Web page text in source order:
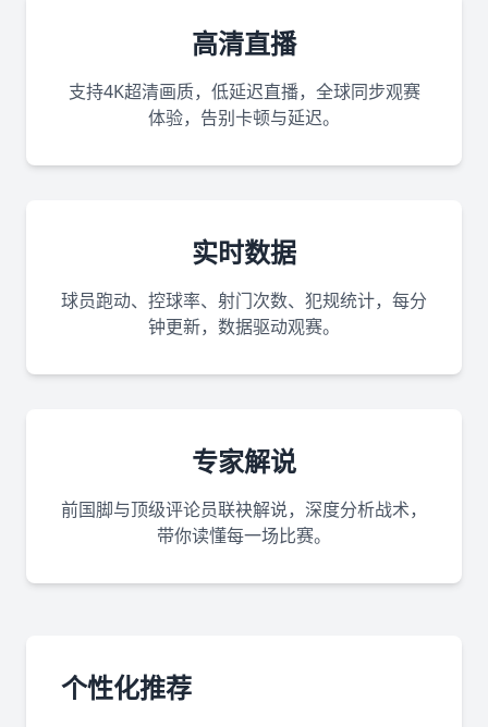
高清直播
支持4K超清画质，低延迟直播，全球同步观赛
体验，告别卡顿与延迟。
实时数据
球员跑动、控球率、射门次数、犯规统计，每分
钟更新，数据驱动观赛。
专家解说
前国脚与顶级评论员联袂解说，深度分析战术，
带你读懂每一场比赛。
个性化推荐